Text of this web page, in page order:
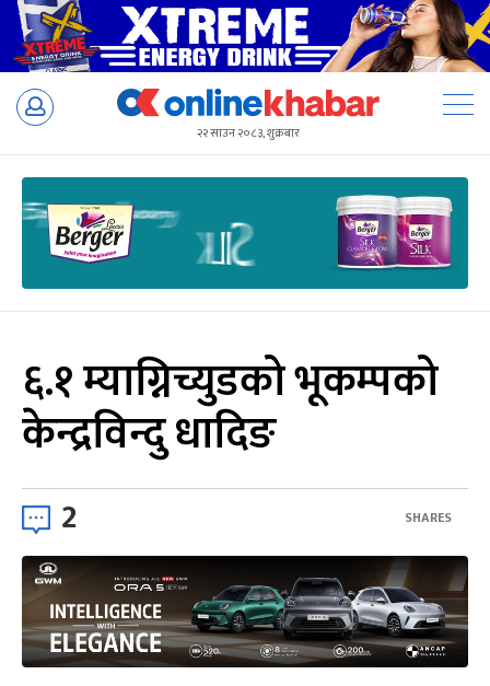
Skip
२२ साउन २०८३, शुक्रबार
६.१ म्याग्निच्युडको भूकम्पको
केन्द्रविन्दु धादिङ
2 SHARES